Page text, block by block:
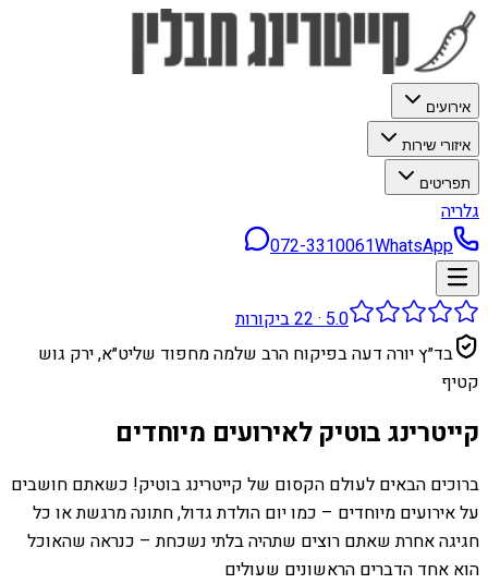
אירועים
איזורי שירות
תפריטים
גלריה
072-3310061WhatsApp
5.0
·
22ביקורות
בד״ץ יורה דעה בפיקוח הרב שלמה מחפוד שליט״א, ירק גוש
קטיף
קייטרינג בוטיק לאירועים מיוחדים
ברוכים הבאים לעולם הקסום של קייטרינג בוטיק! כשאתם חושבים
על אירועים מיוחדים – כמו יום הולדת גדול, חתונה מרגשת או כל
חגיגה אחרת שאתם רוצים שתהיה בלתי נשכחת – כנראה שהאוכל
הוא אחד הדברים הראשונים שעולים